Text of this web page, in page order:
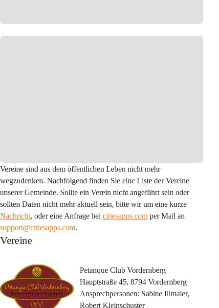
Vereine sind aus dem öffentlichen Leben nicht mehr
wegzudenken. Nachfolgend finden Sie eine Liste der Vereine
unserer Gemeinde. Sollte ein Verein nicht angeführt sein oder
sollten Daten nicht mehr aktuell sein, bitte wir um eine kurze
Nachricht, oder eine Anfrage bei citiesapps.com per Mail an
support@citiesapps.com.
Vereine
Petanque Club Vordernberg
Hauptstraße 45, 8794 Vordernberg
Ansprechpersonen: Sabine Illmaier,
Robert Kleinschuster